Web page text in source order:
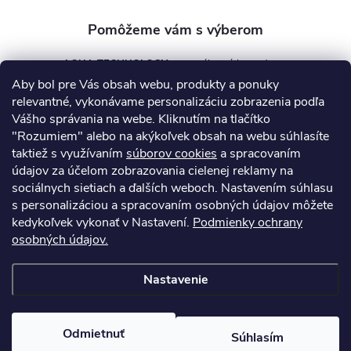
Aby bol pre Vás obsah webu, produkty a ponuky
relevantné, vykonávame personalizáciu zobrazenia podľa
Vášho správania na webe. Kliknutím na tlačítko
"Rozumiem" alebo na akýkoľvek obsah na webu súhlasíte
taktiež s využívaním súborov cookies a spracovaním
údajov za účelom zobrazovania cielenej reklamy na
sociálnych sietiach a ďalších weboch. Nastavením súhlasu
s personalizáciou a spracovaním osobných údajov môžete
kedykoľvek vykonať v Nastavení. Podmienky ochrany
osobných údajov.
Nastavenie
Odmietnuť Súhlasím
AQUA TECHNOLOGY s.r.o.
info @aquatechnology.sk
+421 911 991 394
Informácie pre vás
Kontakty Obchodné podmienky
nastavenie cookies